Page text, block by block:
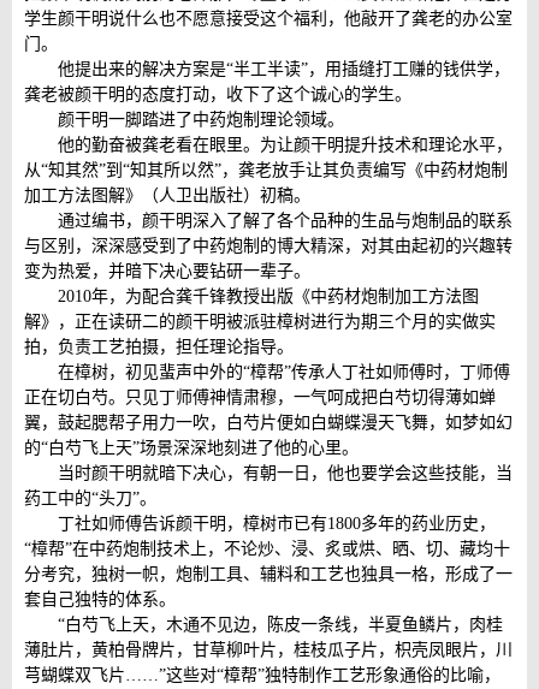
学生颜干明说什么也不愿意接受这个福利，他敲开了龚老的办公室
门。
他提出来的解决方案是“半工半读”，用插缝打工赚的钱供学，
龚老被颜干明的态度打动，收下了这个诚心的学生。
颜干明一脚踏进了中药炮制理论领域。
他的勤奋被龚老看在眼里。为让颜干明提升技术和理论水平，
从“知其然”到“知其所以然”，龚老放手让其负责编写《中药材炮制
加工方法图解》（人卫出版社）初稿。
通过编书，颜干明深入了解了各个品种的生品与炮制品的联系
与区别，深深感受到了中药炮制的博大精深，对其由起初的兴趣转
变为热爱，并暗下决心要钻研一辈子。
2010年，为配合龚千锋教授出版《中药材炮制加工方法图
解》，正在读研二的颜干明被派驻樟树进行为期三个月的实做实
拍，负责工艺拍摄，担任理论指导。
在樟树，初见蜚声中外的“樟帮”传承人丁社如师傅时，丁师傅
正在切白芍。只见丁师傅神情肃穆，一气呵成把白芍切得薄如蝉
翼，鼓起腮帮子用力一吹，白芍片便如白蝴蝶漫天飞舞，如梦如幻
的“白芍飞上天”场景深深地刻进了他的心里。
当时颜干明就暗下决心，有朝一日，他也要学会这些技能，当
药工中的“头刀”。
丁社如师傅告诉颜干明，樟树市已有1800多年的药业历史，
“樟帮”在中药炮制技术上，不论炒、浸、炙或烘、晒、切、藏均十
分考究，独树一帜，炮制工具、辅料和工艺也独具一格，形成了一
套自己独特的体系。
“白芍飞上天，木通不见边，陈皮一条线，半夏鱼鳞片，肉桂
薄肚片，黄柏骨牌片，甘草柳叶片，桂枝瓜子片，枳壳凤眼片，川
芎蝴蝶双飞片……”这些对“樟帮”独特制作工艺形象通俗的比喻，